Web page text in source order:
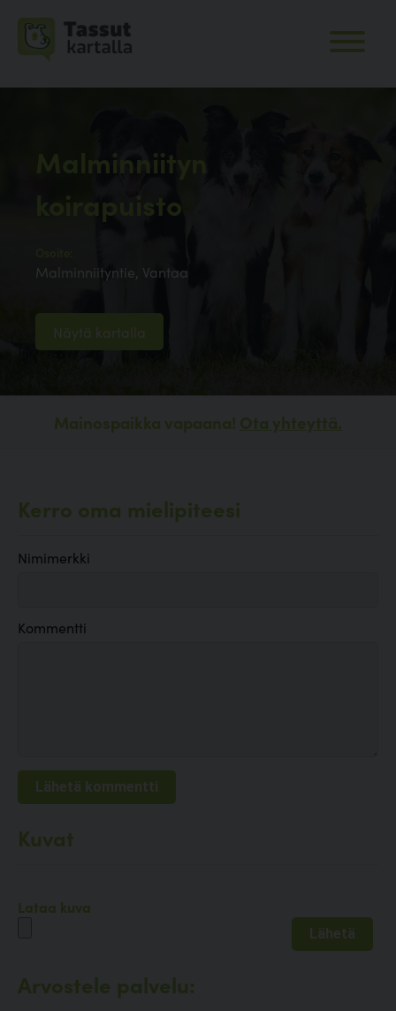
Malminniityn
koirapuisto
Malminniityntie, Vantaa
Näytä kartalla
Mainospaikka vapaana! Ota yhteyttä.
Kerro oma mielipiteesi
Nimimerkki
Kommentti
Kuvat
Lataa kuva
Arvostele palvelu: